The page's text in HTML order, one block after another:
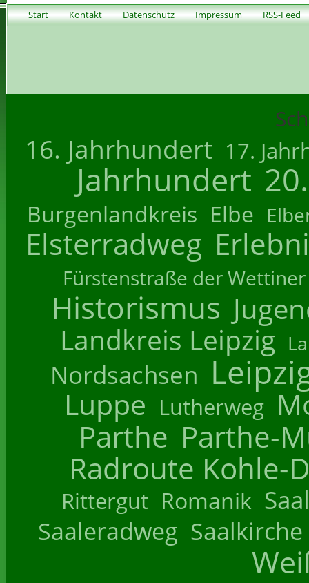
Start Kontakt Datenschutz Impressum RSS-Feed
16. Jahrhundert 17.
Jahrhundert
Burgenlandkreis Elbe
Elsterradweg
Fürstenstraße der Wettiner
Historismus
Landkreis Leipzig
Nordsachsen
Luppe Lutherweg
Parthe Parthe-
Radroute Kohle-
Rittergut Romanik
Saaleradweg Saalkirche